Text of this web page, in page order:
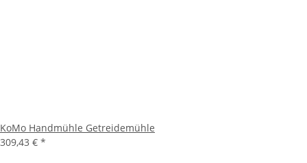
KoMo Handmühle Getreidemühle
309,43 € *